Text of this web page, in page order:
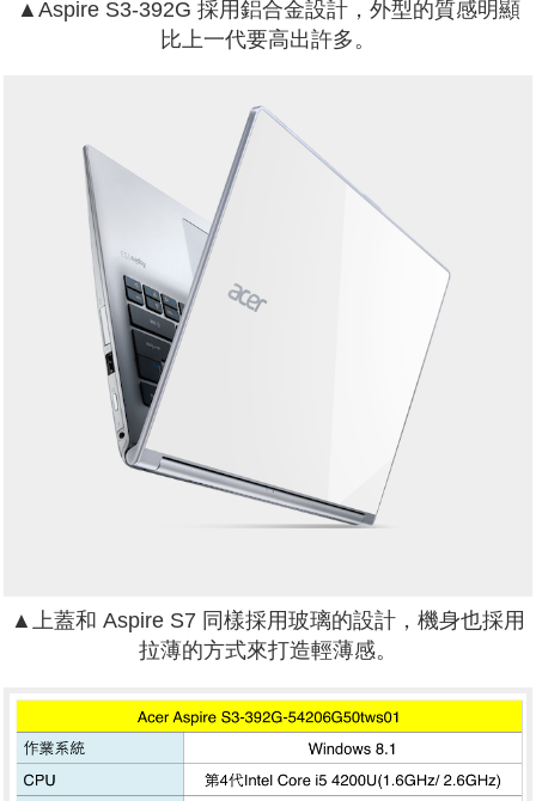
▲Aspire S3-392G 採用鋁合金設計，外型的質感明顯
比上一代要高出許多。
▲上蓋和 Aspire S7 同樣採用玻璃的設計，機身也採用
拉薄的方式來打造輕薄感。